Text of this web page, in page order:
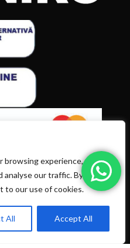
browsing experience, serve
analyse our traffic. By
to our use of cookies.
All Accept All